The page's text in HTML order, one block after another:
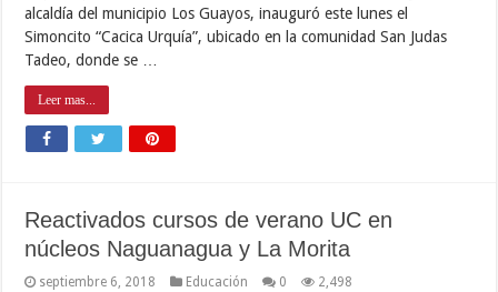
alcaldía del municipio Los Guayos, inauguró este lunes el
Simoncito “Cacica Urquía”, ubicado en la comunidad San Judas
Tadeo, donde se …
Leer mas...
Reactivados cursos de verano UC en
núcleos Naguanagua y La Morita
septiembre 6, 2018 Educación 0 2,498